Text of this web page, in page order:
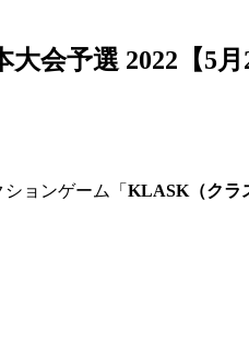
会予選 2022【5月
ョンゲーム「 KLASK（クラ